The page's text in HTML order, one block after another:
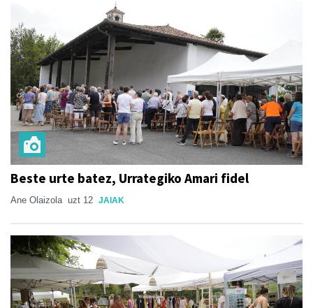
Beste urte batez, Urrategiko Amari fidel
Ane Olaizola uzt 12 JAIAK